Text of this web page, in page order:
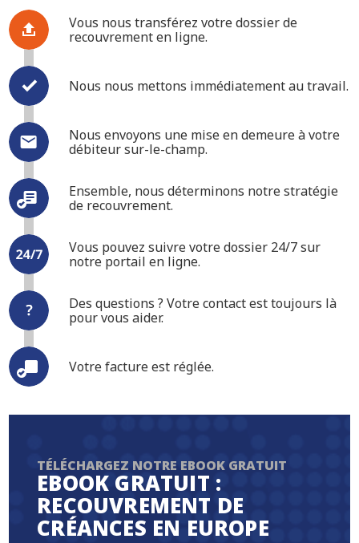
Vous nous transférez votre dossier de
recouvrement en ligne.
Nous nous mettons immédiatement au travail.
Nous envoyons une mise en demeure à votre
débiteur sur-le-champ.
Ensemble, nous déterminons notre stratégie
de recouvrement.
Vous pouvez suivre votre dossier 24/7 sur
notre portail en ligne.
Des questions ? Votre contact est toujours là
pour vous aider.
Votre facture est réglée.
TÉLÉCHARGEZ NOTRE EBOOK GRATUIT
EBOOK GRATUIT :
RECOUVREMENT DE
CRÉANCES EN EUROPE